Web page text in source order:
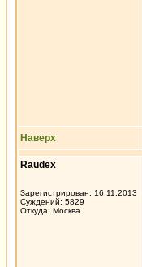
Наверх
Raudex
Зарегистрирован: 16.11.2013
Суждений: 5829
Откуда: Москва